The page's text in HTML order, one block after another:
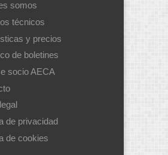
somos
técnicos
y precios
de boletines
socio AECA
de privacidad
de cookies